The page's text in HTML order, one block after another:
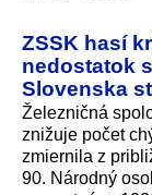
ZSSK hasí
nedostatok
Slovenska
Železničná
znižuje počet
zmiernila z
90. Národný